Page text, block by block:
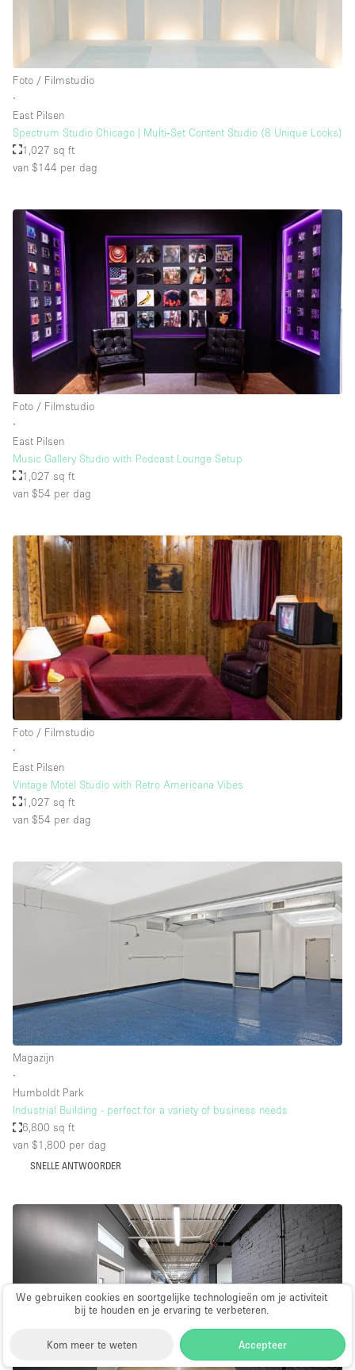
We gebruiken cookies en soortgelijke technologieën om je activiteit
bij te houden en je ervaring te verbeteren.
Kom meer te weten Accepteer
Foto / Filmstudio
∙
East Pilsen
Spectrum Studio Chicago | Multi‑Set Content Studio (8 Unique Looks)
1,027 sq ft
van $144 per dag
Foto / Filmstudio
∙
East Pilsen
Music Gallery Studio with Podcast Lounge Setup
1,027 sq ft
van $54 per dag
Foto / Filmstudio
∙
East Pilsen
Vintage Motel Studio with Retro Americana Vibes
1,027 sq ft
van $54 per dag
Magazijn
∙
Humboldt Park
Industrial Building - perfect for a variety of business needs
6,800 sq ft
van $1,800 per dag
SNELLE ANTWOORDER